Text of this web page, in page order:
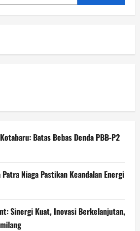
Batas Bebas Denda PBB-P2
Niaga Pastikan Keandalan Energi
Sinergi Kuat, Inovasi Berkelanjutan,